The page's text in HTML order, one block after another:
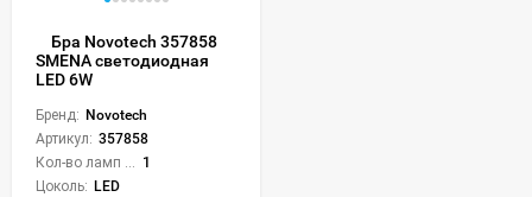
Бра Novotech 357858
SMENA светодиодная
LED 6W
Бренд: Novotech
Артикул: 357858
Кол-во ламп или LED: 1
Цоколь: LED